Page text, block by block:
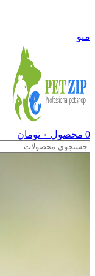
منو
0 محصول ۰ تومان